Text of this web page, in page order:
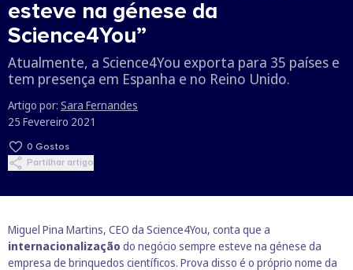
esteve na génese da
Science4You”
Atualmente, a Science4You exporta para 35 países e
tem presença em Espanha e no Reino Unido.
Artigo por: Sara Fernandes
25 Fevereiro 2021
0 Gostos
Partilhar artigo
Miguel Pina Martins, CEO da Science4You, conta que a
internacionalização do negócio sempre esteve na génese da
empresa de brinquedos científicos. Prova disso é o próprio nome da